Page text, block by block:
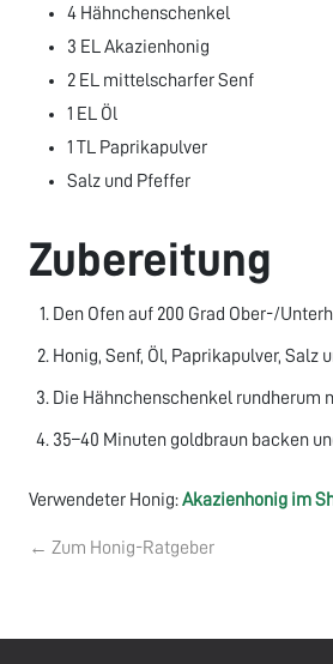
4 Hähnchenschenkel
3 EL Akazienhonig
2 EL mittelscharfer Senf
1 EL Öl
1 TL Paprikapulver
Salz und Pfeffer
Zubereitung
Den Ofen auf 200 Grad Ober-/
Honig, Senf, Öl, Paprikapulver, Salz
Die Hähnchenschenkel rundherum
35–40 Minuten goldbraun backen
Verwendeter Honig:Akazienhonig im
← Zum Honig-Ratgeber